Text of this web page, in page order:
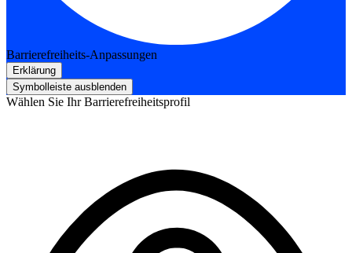
Barrierefreiheits-Anpassungen
Erklärung
Symbolleiste ausblenden
Wählen Sie Ihr Barrierefreiheitsprofil